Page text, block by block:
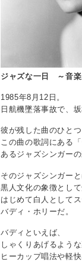
ジャズな一日 ～音楽
1985年8月12日。
日航機墜落事故で、
彼が残した曲のひと
この曲の歌詞にある
あるジャズシンガー
そのジャズシンガーと
黒人文化の象徴とし
はじめて白人として
バディ・ホリーだ。
バディといえば、
しゃくりあげるよう
ヒーカップ唱法や軽